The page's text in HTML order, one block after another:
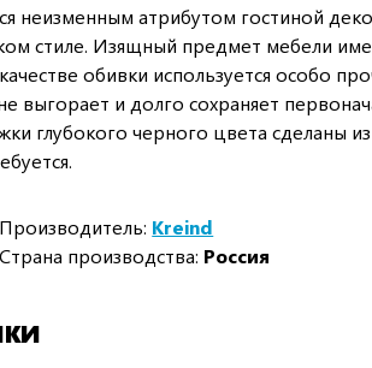
неизменным атрибутом гостиной
стиле. Изящный предмет мебели
обивки используется особо
выгорает и долго сохраняет
глубокого черного цвета сделаны
Производитель: Kreind
Страна производства: Россия